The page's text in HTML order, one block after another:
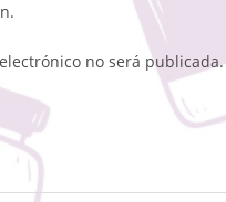
no será publicada.